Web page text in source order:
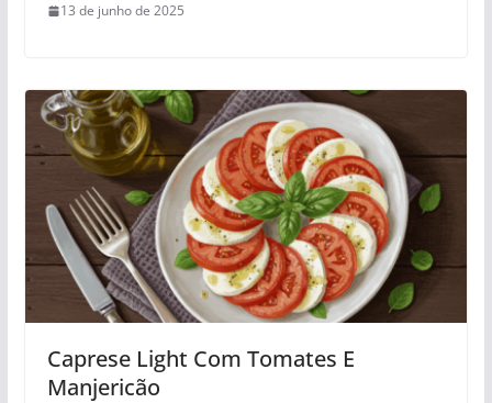
13 de junho de 2025
Caprese Light Com Tomates E
Manjericão